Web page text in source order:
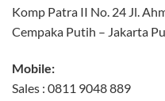
Komp Patra II No. 24 Jl.
Cempaka Putih – Jakarta
Mobile:
Sales : 0811 9048 889